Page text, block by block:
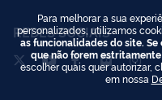
REDES SOCIAIS
Para melhorar a sua
personalizados, utilizamos
as funcionalidades do site.
que não forem
escolher quais quer autorizar,
em nossa